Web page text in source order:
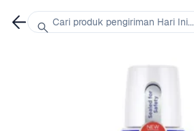
Cari produk pengiriman Hari Ini...